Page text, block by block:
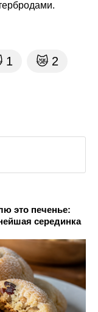
1 😿 2
это печенье:
серединка